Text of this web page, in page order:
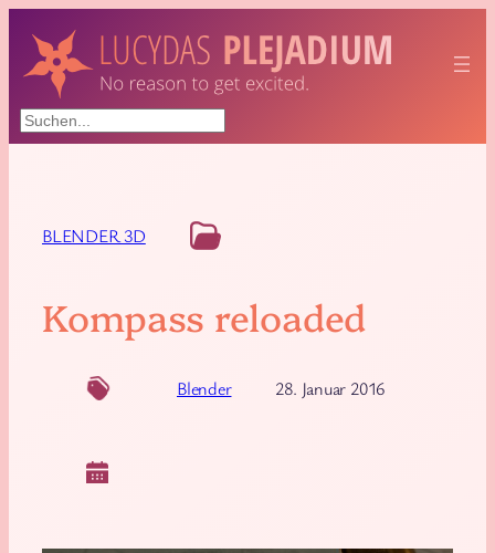
Suchen
BLENDER 3D
Kompass reloaded
28. Januar 2016
Blender